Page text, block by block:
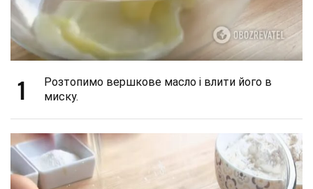
1
Розтопимо вершкове масло і влити його в
миску.